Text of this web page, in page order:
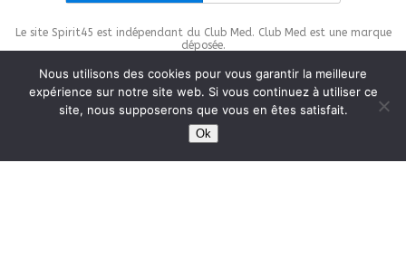
Le site Spirit45 est indépendant du Club Med. Club Med est une marque
déposée.
This site is protected bywp-copyrightpro.com
Nous utilisons des cookies pour vous garantir la meilleure
expérience sur notre site web. Si vous continuez à utiliser ce
site, nous supposerons que vous en êtes satisfait.
Ok